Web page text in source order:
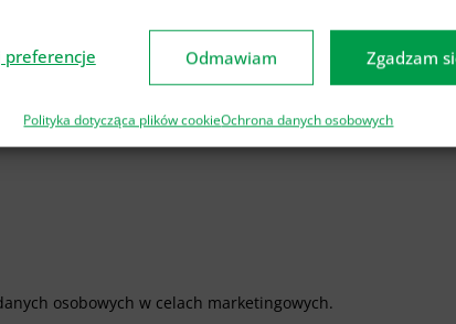
Zgadzam
Odmawiam
preferencje
Polityka dotycząca plików cookieOchrona danych osobowych
osobowych w celach marketingowych.